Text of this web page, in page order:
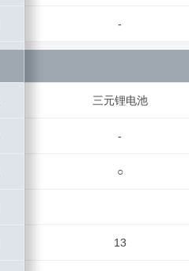
-
三元锂电池
-
○
13